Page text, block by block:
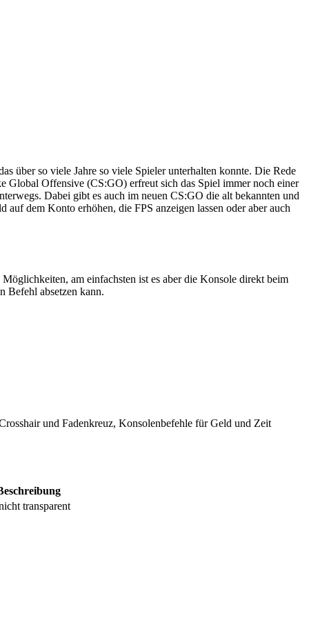
über so viele Jahre so viele Spieler unterhalten konnte. Die Rede
Global Offensive (CS:GO) erfreut sich das Spiel immer noch einer
Dabei gibt es auch im neuen CS:GO die alt bekannten und
dem Konto erhöhen, die FPS anzeigen lassen oder aber auch
am einfachsten ist es aber die Konsole direkt beim
Befehl absetzen kann.
und Fadenkreuz, Konsolenbefehle für Geld und Zeit
transparent